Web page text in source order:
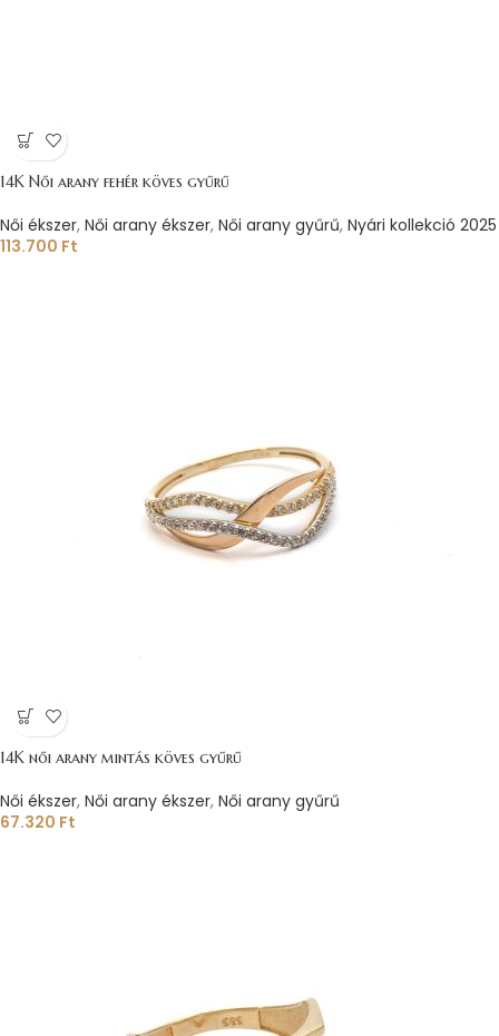
14K Női arany fehér köves gyűrű
Női ékszer, Női arany ékszer, Női arany gyűrű, Nyári kollekció 2025
113.700 Ft
14K női arany mintás köves gyűrű
Női ékszer, Női arany ékszer, Női arany gyűrű
67.320 Ft